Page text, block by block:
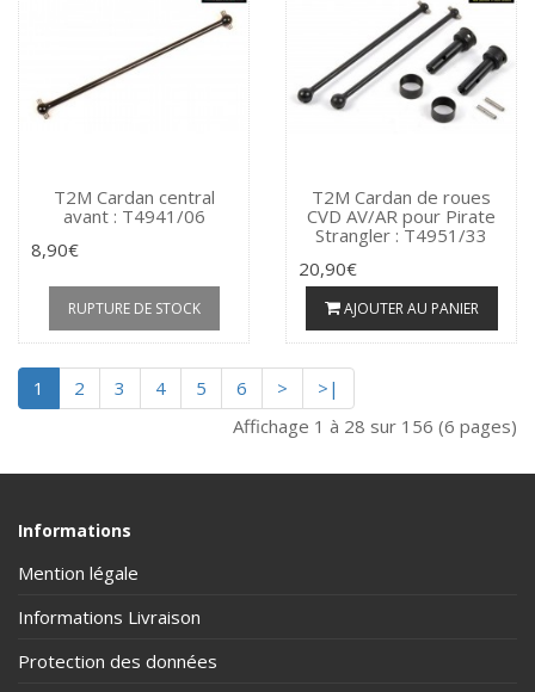
T2M Cardan central
avant : T4941/06
8,90€
RUPTURE DE STOCK
T2M Cardan de roues
CVD AV/AR pour Pirate
Strangler : T4951/33
20,90€
AJOUTER AU PANIER
1 2 3 4 5 6 >
>|
Affichage 1 à 28 sur 156 (6 pages)
Informations
Mention légale
Informations Livraison
Protection des données